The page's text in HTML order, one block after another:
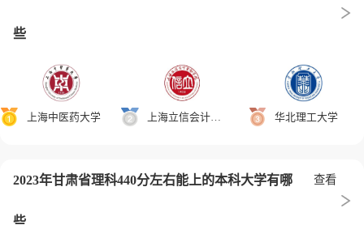
些
上海中医药大学 上海立信会计金融学院 华北理工大学
2023年甘肃省理科440分左右能上的本科大学有哪
些
查看